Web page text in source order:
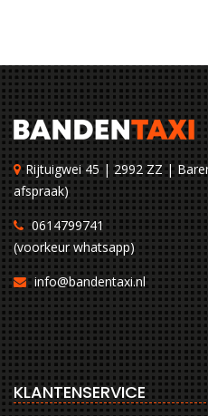
Rijtuigwei 45 | 2992 ZZ |
afspraak)
0614799741
(voorkeur whatsapp)
info@bandentaxi.nl
KLANTENSERVICE